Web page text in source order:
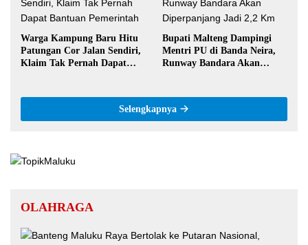
Warga Kampung Baru Hitu
Patungan Cor Jalan Sendiri,
Klaim Tak Pernah Dapat
Bupati Malteng Dampingi
Mentri PU di Banda Neira,
Runway Bandara Akan
Selengkapnya
OLAHRAGA